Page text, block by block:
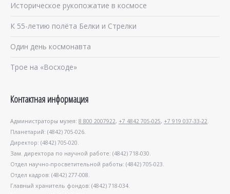
Историческое рукопожатие в космосе
К 55-летию полёта Белки и Стрелки
Один день космонавта
Трое на «Восходе»
Контактная информация
Администраторы музея: 8 800 2007922, +7 4842 705-025, +7 919 037-33-22.
Планетарий: (4842) 705-026.
Директор: (4842) 705-020.
Зам. директора по научной работе: (4842) 718-030.
Отдел научно-просветительной работы: (4842) 705-023.
Отдел кадров: (4842) 277-008.
Главный хранитель фондов: (4842) 718-034.